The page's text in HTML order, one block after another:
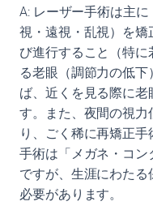
A: レーザー手術は主
視・遠視・乱視）を
び進行すること（特
る老眼（調節力の低
ば、近くを見る際に老
す。また、夜間の視
り、ごく稀に再矯正手
手術は「メガネ・コ
ですが、生涯にわたる
必要があります。